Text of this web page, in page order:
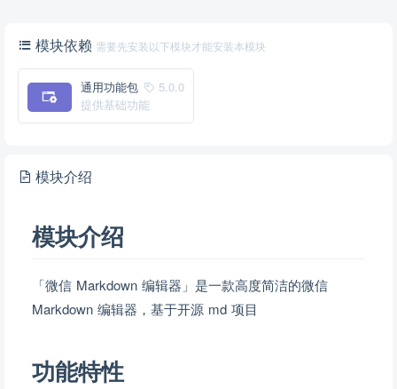
模块依赖 需要先安装以下模块才能安装本模块
5.0.0
通用功能包
提供基础功能
模块介绍
模块介绍
「微信 Markdown 编辑器」是一款高度简洁的微信
Markdown 编辑器，基于开源 md 项目
功能特性